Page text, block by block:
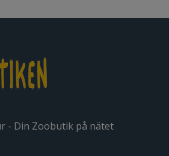
- Din Zoobutik på nätet